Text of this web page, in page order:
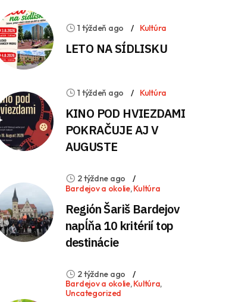
1 týždeň ago Kultúra
LETO NA SÍDLISKU
1 týždeň ago Kultúra
KINO POD HVIEZDAMI
POKRAČUJE AJ V
AUGUSTE
2 týždne ago
Bardejov a okolie,Kultúra
Región Šariš Bardejov
napĺňa 10 kritérií top
destinácie
2 týždne ago
Bardejov a okolie,Kultúra,
Uncategorized